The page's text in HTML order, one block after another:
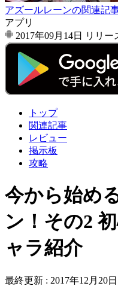
アズールレーンの関連記
アプリ
2017年09月14日
リリー
トップ
関連記事
レビュー
掲示板
攻略
今から始め
ン！その2
ャラ紹介
最終更新 : 2017年12月20